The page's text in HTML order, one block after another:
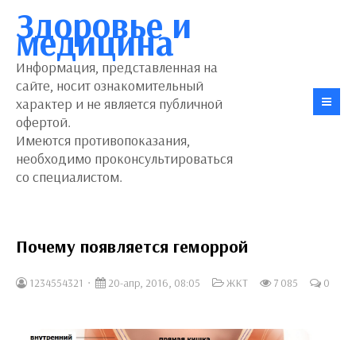
Здоровье и
медицина
Информация, представленная на
сайте, носит ознакомительный
характер и не является публичной
офертой.
Имеются противопоказания,
необходимо проконсультироваться
со специалистом.
Почему появляется геморрой
1234554321 20-апр, 2016, 08:05 ЖКТ 7 085 0